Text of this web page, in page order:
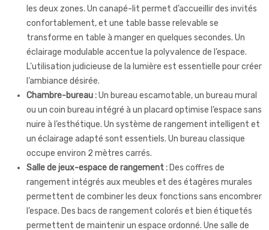
les deux zones. Un canapé-lit permet d’accueillir des invités
confortablement, et une table basse relevable se
transforme en table à manger en quelques secondes. Un
éclairage modulable accentue la polyvalence de l’espace.
L’utilisation judicieuse de la lumière est essentielle pour créer
l’ambiance désirée.
Chambre-bureau :Un bureau escamotable, un bureau mural
ou un coin bureau intégré à un placard optimise l’espace sans
nuire à l’esthétique. Un système de rangement intelligent et
un éclairage adapté sont essentiels. Un bureau classique
occupe environ 2 mètres carrés.
Salle de jeux-espace de rangement : Des coffres de
rangement intégrés aux meubles et des étagères murales
permettent de combiner les deux fonctions sans encombrer
l’espace. Des bacs de rangement colorés et bien étiquetés
permettent de maintenir un espace ordonné. Une salle de